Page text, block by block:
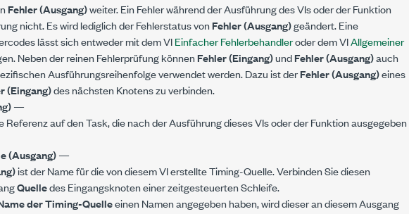
Fehler (Ausgang)weiter. Ein Fehler während der Ausführung des VIs oder der Funktion
nicht. Es wird lediglich der Fehlerstatus vonFehler (Ausgang)geändert. Eine
lässt sich entweder mit dem VIEinfacher Fehlerbehandleroder dem VIAllgemeiner
Neben der reinen Fehlerprüfung könnenFehler (Eingang)undFehler (Ausgang)auch
Ausführungsreihenfolge verwendet werden. Dazu ist derFehler (Ausgang)eines
(Eingang)des nächsten Knotens zu verbinden.
—
Referenz auf den Task, die nach der Ausführung dieses VIs oder der Funktion ausgegeben
(Ausgang)—
ist der Name für die von diesem VI erstellte Timing-Quelle. Verbinden Sie diesen
Quelledes Eingangsknoten einer zeitgesteuerten Schleife.
der Timing-Quelleeinen Namen angegeben haben, wird dieser an diesem Ausgang